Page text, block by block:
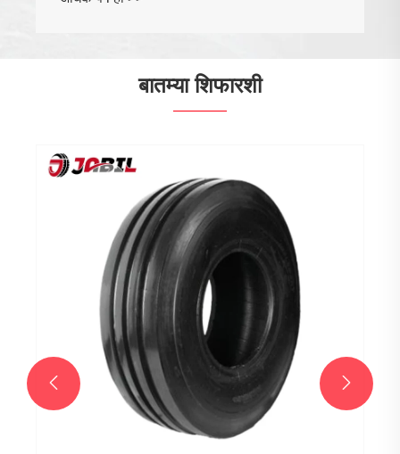
बातम्या शिफारशी
अधिकाधिक फोर्कलिफ्ट सॉलिड टायर्स का वापरत आहेत?
अधिक प i हा >>
 